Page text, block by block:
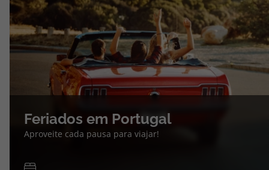
Feriados em Portugal
Aproveite cada pausa para viajar!